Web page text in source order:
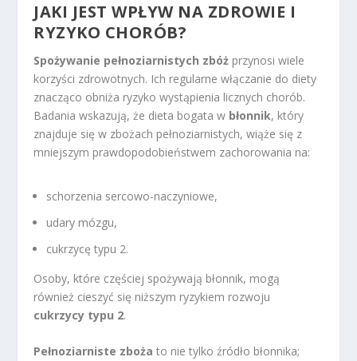
JAKI JEST WPŁYW NA ZDROWIE I
RYZYKO CHORÓB?
Spożywanie pełnoziarnistych zbóż przynosi wiele
korzyści zdrowotnych. Ich regularne włączanie do diety
znacząco obniża ryzyko wystąpienia licznych chorób.
Badania wskazują, że dieta bogata w błonnik, który
znajduje się w zbożach pełnoziarnistych, wiąże się z
mniejszym prawdopodobieństwem zachorowania na:
schorzenia sercowo-naczyniowe,
udary mózgu,
cukrzycę typu 2.
Osoby, które częściej spożywają błonnik, mogą
również cieszyć się niższym ryzykiem rozwoju
cukrzycy typu 2.
Pełnoziarniste zboża to nie tylko źródło błonnika;